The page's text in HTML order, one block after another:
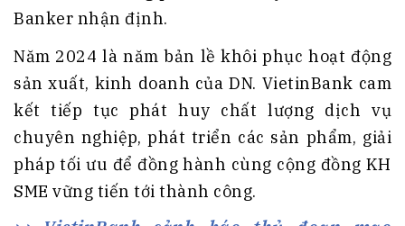
Banker nhận định.
Năm 2024 là năm bản lề khôi phục hoạt động
sản xuất, kinh doanh của DN. VietinBank cam
kết tiếp tục phát huy chất lượng dịch vụ
chuyên nghiệp, phát triển các sản phẩm, giải
pháp tối ưu để đồng hành cùng cộng đồng KH
SME vững tiến tới thành công.